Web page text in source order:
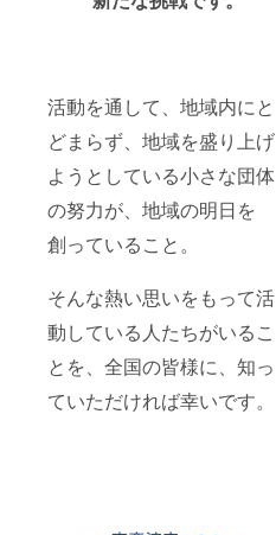
活動を通して、地域内にと
どまらず、地域を盛り上げ
ようとしている小さな団体
の努力が、地域の明日を
創っていること。
そんな熱い思いをもって活
動している人たちがいるこ
とを、全国の皆様に、知っ
ていただければ幸いです。